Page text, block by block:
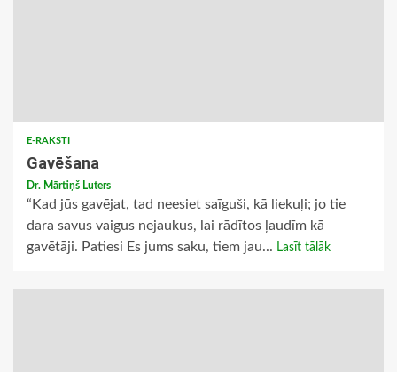
E-RAKSTI
Gavēšana
Dr. Mārtiņš Luters
“Kad jūs gavējat, tad neesiet saīguši, kā liekuļi; jo tie
dara savus vaigus nejaukus, lai rādītos ļaudīm kā
gavētāji. Patiesi Es jums saku, tiem jau... Lasīt tālāk